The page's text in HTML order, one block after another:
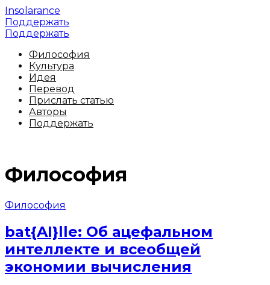
Insolarance
Поддержать
Поддержать
Философия
Культура
Идея
Перевод
Прислать статью
Авторы
Поддержать
Философия
Философия
bat{AI}lle: Об ацефальном
интеллекте и всеобщей
экономии вычисления